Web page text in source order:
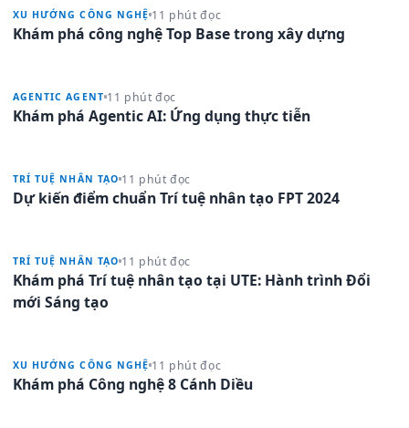
XU HƯỚNG CÔNG NGHỆ 11 phút đọc
Khám phá công nghệ Top Base trong xây dựng
AGENTIC AGENT 11 phút đọc
Khám phá Agentic AI: Ứng dụng thực tiễn
TRÍ TUỆ NHÂN TẠO 11 phút đọc
Dự kiến điểm chuẩn Trí tuệ nhân tạo FPT 2024
TRÍ TUỆ NHÂN TẠO 11 phút đọc
Khám phá Trí tuệ nhân tạo tại UTE: Hành trình Đổi
mới Sáng tạo
XU HƯỚNG CÔNG NGHỆ 11 phút đọc
Khám phá Công nghệ 8 Cánh Diều